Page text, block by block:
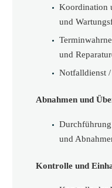
Koordination
und
und
Notfalldienst
Abnahmen und
und
Kontrolle und